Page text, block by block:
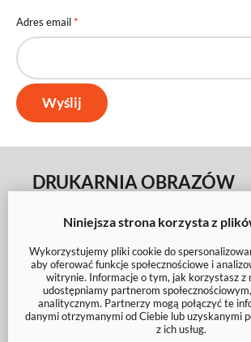
Adres email *
Wyślij
DRUKARNIA OBRAZÓW
Zamów on-line
Zamów obrazy na płótnie
Zamów duże odbitki XXL
Zamów zdjęcia na piankach
Zamów plakaty
Niniejsza strona korzysta z
Wykorzystujemy pliki cookie do
aby oferować funkcje społecznościowe i
witrynie. Informacje o tym, jak korzystasz z
udostępniamy partnerom
analitycznym. Partnerzy mogą połączyć te
danymi otrzymanymi od Ciebie lub uzyskanymi
z ich usług.